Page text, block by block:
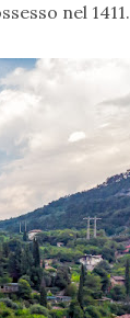
nel 1411.